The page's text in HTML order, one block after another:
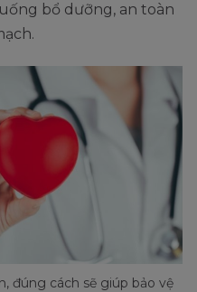
bổ dưỡng, an toàn
đúng cách sẽ giúp bảo vệ